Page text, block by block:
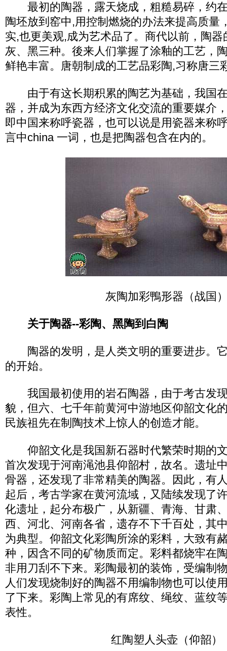
最初的陶器，露天烧成，粗糙易碎，约
陶坯放到窑中,用控制燃烧的办法来提高质量
实,也更美观,成为艺术品了。商代以前，陶
灰、黑三种。後来人们掌握了涂釉的工艺，
鲜艳丰富。唐朝制成的工艺品彩陶,习称唐三
由于有这长期积累的陶艺为基础，我国
器，并成为东西方经济文化交流的重要媒介
即中国来称呼瓷器，也可以说是用瓷器来称
言中china 一词，也是把陶器包含在内的。
灰陶加彩鴨形器（战国
关于陶器--彩陶、黑陶到白陶
陶器的发明，是人类文明的重要进步。
的开始。
我国最初使用的岩石陶器，由于考古发
貌，但六、七千年前黄河中游地区仰韶文化
民族祖先在制陶技术上惊人的创造才能。
仰韶文化是我国新石器时代繁荣时期的
首次发现于河南渑池县仰韶村，故名。遗址
骨器，还发现了非常精美的陶器。因此，有
起后，考古学家在黄河流域，又陆续发现了
化遗址，起分布极广，从新疆、青海、甘肃
西、河北、河南各省，遗存不下千百处，其
为典型。仰韶文化彩陶所涂的彩料，大致有
种，因含不同的矿物质而定。彩料都烧牢在
非用刀刮不下来。彩陶最初的装饰，受编制
人们发现烧制好的陶器不用编制物也可以使
了下来。彩陶上常见的有席纹、绳纹、蓝纹
表性。
红陶塑人头壶（仰韶）